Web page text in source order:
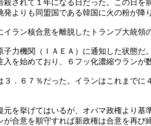
されて１年になる日だった。この日
よりも同盟国である韓国に火の粉が降
ラン核合意を離脱したトランプ大統
力機関（ＩＡＥＡ）に通知した状態
を始めており、６フッ化濃縮ウランが
．６７％だった。イランはこれまで
を挙げてはいるが、オバマ政権より
合意を順守すれば新政権は合意を再